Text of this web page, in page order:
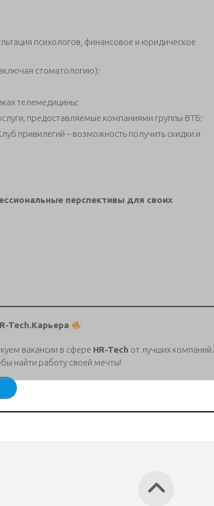
психологов, финансовое и юридическое
стоматологию);
телемедицины;
предоставляемые компаниями группы ВТБ;
привилегий – возможность получить скидки и
перспективы для своих
Tech.Карьера
вакансии в сфере HR-Tech от лучших компаний.
найти работу своей мечты!